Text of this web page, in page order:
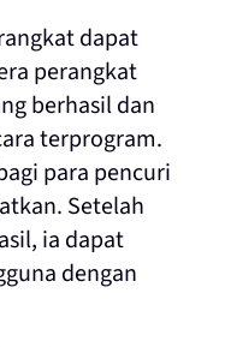
dapat
perangkat
berhasil dan
terprogram.
para pencuri
Setelah
ia dapat
dengan